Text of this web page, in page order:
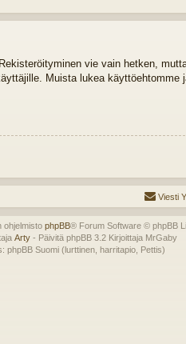
vie vain hetken,
Muista lukea käyttöehtomme
Viesti
ohjelmisto phpBB® Forum Software © phpBB
Arty- Päivitä phpBB 3.2 Kirjoittaja MrGaby
phpBB Suomi (lurttinen, harritapio, Pettis)